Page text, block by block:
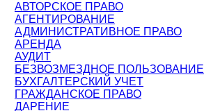
АВТОРСКОЕ ПРАВО
АГЕНТИРОВАНИЕ
АДМИНИСТРАТИВНОЕ ПРАВО
АРЕНДА
АУДИТ
БЕЗВОЗМЕЗДНОЕ ПОЛЬЗОВАНИЕ
БУХГАЛТЕРСКИЙ УЧЕТ
ГРАЖДАНСКОЕ ПРАВО
ДАРЕНИЕ